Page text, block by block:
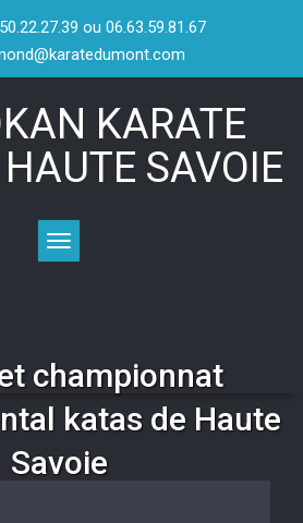
ou 06.63.59.81.67
KARATE
SAVOIE
Toggle navigation
championnat
katas de Haute
Savoie